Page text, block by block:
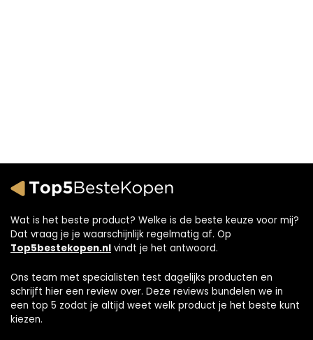
Wat is het beste product? Welke is de beste keuze voor mij?
Dat vraag je je waarschijnlijk regelmatig af. Op
Top5bestekopen.nl vindt je het antwoord.
Ons team met specialisten test dagelijks producten en
schrijft hier een review over. Deze reviews bundelen we in
een top 5 zodat je altijd weet welk product je het beste kunt
kiezen.